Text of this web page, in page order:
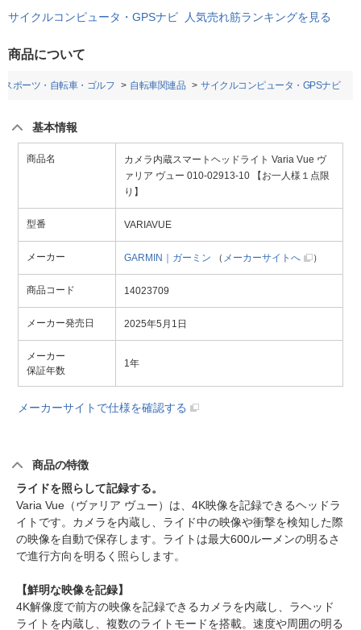
サイクルコンピュータ・GPSナビ 人気売れ筋ランキングを見る
商品について
スポーツ・自転車・ゴルフ 自転車関連品 サイクルコンピュータ・GPSナビ
基本情報
商品名
カメラ内蔵スマートヘッドライト Varia Vue ヴ
ァリア ヴュー 010-02913-10 【お一人様１点限
り】
型番 VARIAVUE
メーカー GARMIN｜ガーミン （ メーカーサイトへ ）
商品コード 14023709
メーカー発売日 2025年5月1日
メーカー
保証年数
1年
メーカーサイトで仕様を確認する
商品の特徴
ライドを照らして記録する。
Varia Vue（ヴァリア ヴュー）は、4K映像を記録できるヘッドラ
イトです。カメラを内蔵し、ライド中の映像や衝撃を検知した際
の映像を自動で保存します。ライトは最大600ルーメンの明るさ
で進行方向を明るく照らします。
【鮮明な映像を記録】
4K解像度で前方の映像を記録できるカメラを内蔵し、ラヘッド
ライトを内蔵し、複数のライトモードを搭載。速度や周囲の明る